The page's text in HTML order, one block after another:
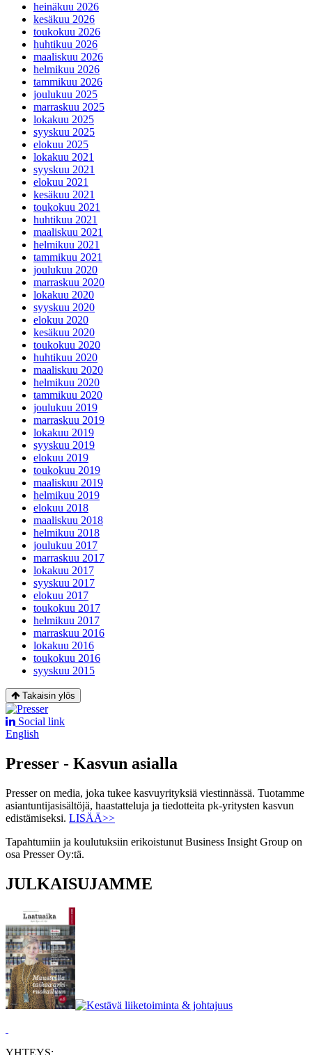
heinäkuu 2026
kesäkuu 2026
toukokuu 2026
huhtikuu 2026
maaliskuu 2026
helmikuu 2026
tammikuu 2026
joulukuu 2025
marraskuu 2025
lokakuu 2025
syyskuu 2025
elokuu 2025
lokakuu 2021
syyskuu 2021
elokuu 2021
kesäkuu 2021
toukokuu 2021
huhtikuu 2021
maaliskuu 2021
helmikuu 2021
tammikuu 2021
joulukuu 2020
marraskuu 2020
lokakuu 2020
syyskuu 2020
elokuu 2020
kesäkuu 2020
toukokuu 2020
huhtikuu 2020
maaliskuu 2020
helmikuu 2020
tammikuu 2020
joulukuu 2019
marraskuu 2019
lokakuu 2019
syyskuu 2019
elokuu 2019
toukokuu 2019
maaliskuu 2019
helmikuu 2019
elokuu 2018
maaliskuu 2018
helmikuu 2018
joulukuu 2017
marraskuu 2017
lokakuu 2017
syyskuu 2017
elokuu 2017
toukokuu 2017
helmikuu 2017
marraskuu 2016
lokakuu 2016
toukokuu 2016
syyskuu 2015
Takaisin ylös
Social link
English
Presser - Kasvun asialla
Presser on media, joka tukee kasvuyrityksiä viestinnässä. Tuotamme
asiantuntijasisältöjä, haastatteluja ja tiedotteita pk-yritysten kasvun
edistämiseksi. LISÄÄ>>
Tapahtumiin ja koulutuksiin erikoistunut Business Insight Group on
osa Presser Oy:tä.
JULKAISUJAMME
YHTEYS: